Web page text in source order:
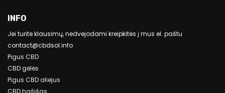
INFO
Jei turite klausimų, nedvejodami kreipkitės į mus el. paštu
contact@cbdsol.info
Pigus CBD
CBD gėlės
Pigus CBD aliejus